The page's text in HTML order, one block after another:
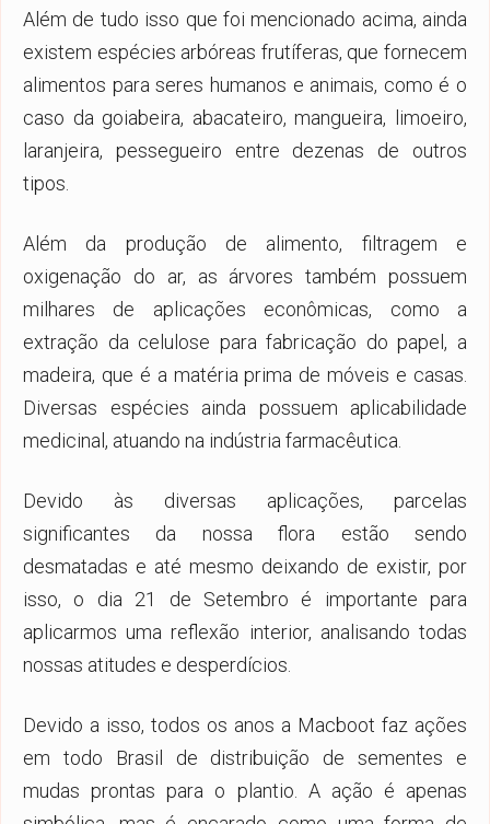
Além de tudo isso que foi mencionado acima, ainda
existem espécies arbóreas frutíferas, que fornecem
alimentos para seres humanos e animais, como é o
caso da goiabeira, abacateiro, mangueira, limoeiro,
laranjeira, pessegueiro entre dezenas de outros
tipos.
Além da produção de alimento, filtragem e
oxigenação do ar, as árvores também possuem
milhares de aplicações econômicas, como a
extração da celulose para fabricação do papel, a
madeira, que é a matéria prima de móveis e casas.
Diversas espécies ainda possuem aplicabilidade
medicinal, atuando na indústria farmacêutica.
Devido às diversas aplicações, parcelas
significantes da nossa flora estão sendo
desmatadas e até mesmo deixando de existir, por
isso, o dia 21 de Setembro é importante para
aplicarmos uma reflexão interior, analisando todas
nossas atitudes e desperdícios.
Devido a isso, todos os anos a Macboot faz ações
em todo Brasil de distribuição de sementes e
mudas prontas para o plantio. A ação é apenas